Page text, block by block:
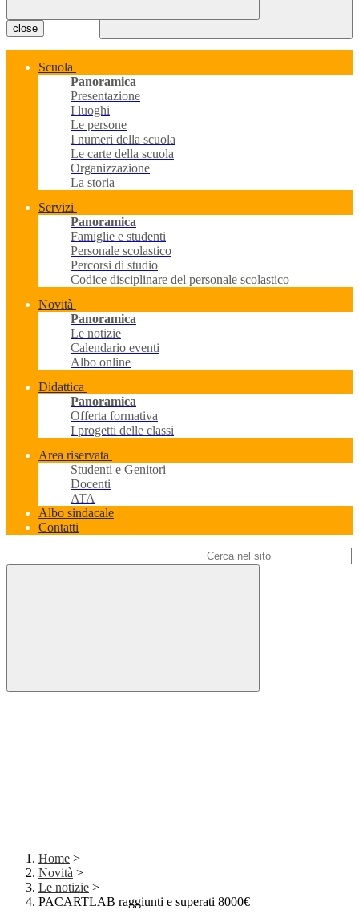
close
Scuola
Panoramica
Presentazione
I luoghi
Le persone
I numeri della scuola
Le carte della scuola
Organizzazione
La storia
Servizi
Panoramica
Famiglie e studenti
Personale scolastico
Percorsi di studio
Codice disciplinare del personale scolastico
Novità
Panoramica
Le notizie
Calendario eventi
Albo online
Didattica
Panoramica
Offerta formativa
I progetti delle classi
Area riservata
Studenti e Genitori
Docenti
ATA
Albo sindacale
Contatti
Home >
Novità >
Le notizie >
PACARTLAB raggiunti e superati 8000€